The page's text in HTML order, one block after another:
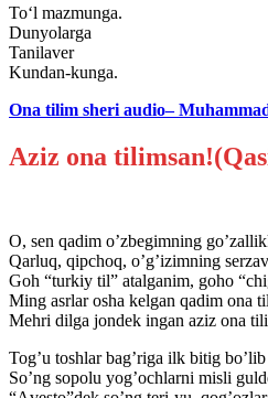
To‘l mazmunga.
Dunyolarga
Tanilaver
Kundan-kunga.
Ona tilim sheri audio–
Aziz ona
O, sen qadim oʼzbegimning
Qarluq, qipchoq, oʼgʼizimning
Goh “turkiy til” atalganim, goho
Ming asrlar osha kelgan qadim ona
Mehri dilga jondek ingan aziz ona
Togʼu toshlar bagʼriga ilk bitig
Soʼng sopolu yogʼochlarni misli